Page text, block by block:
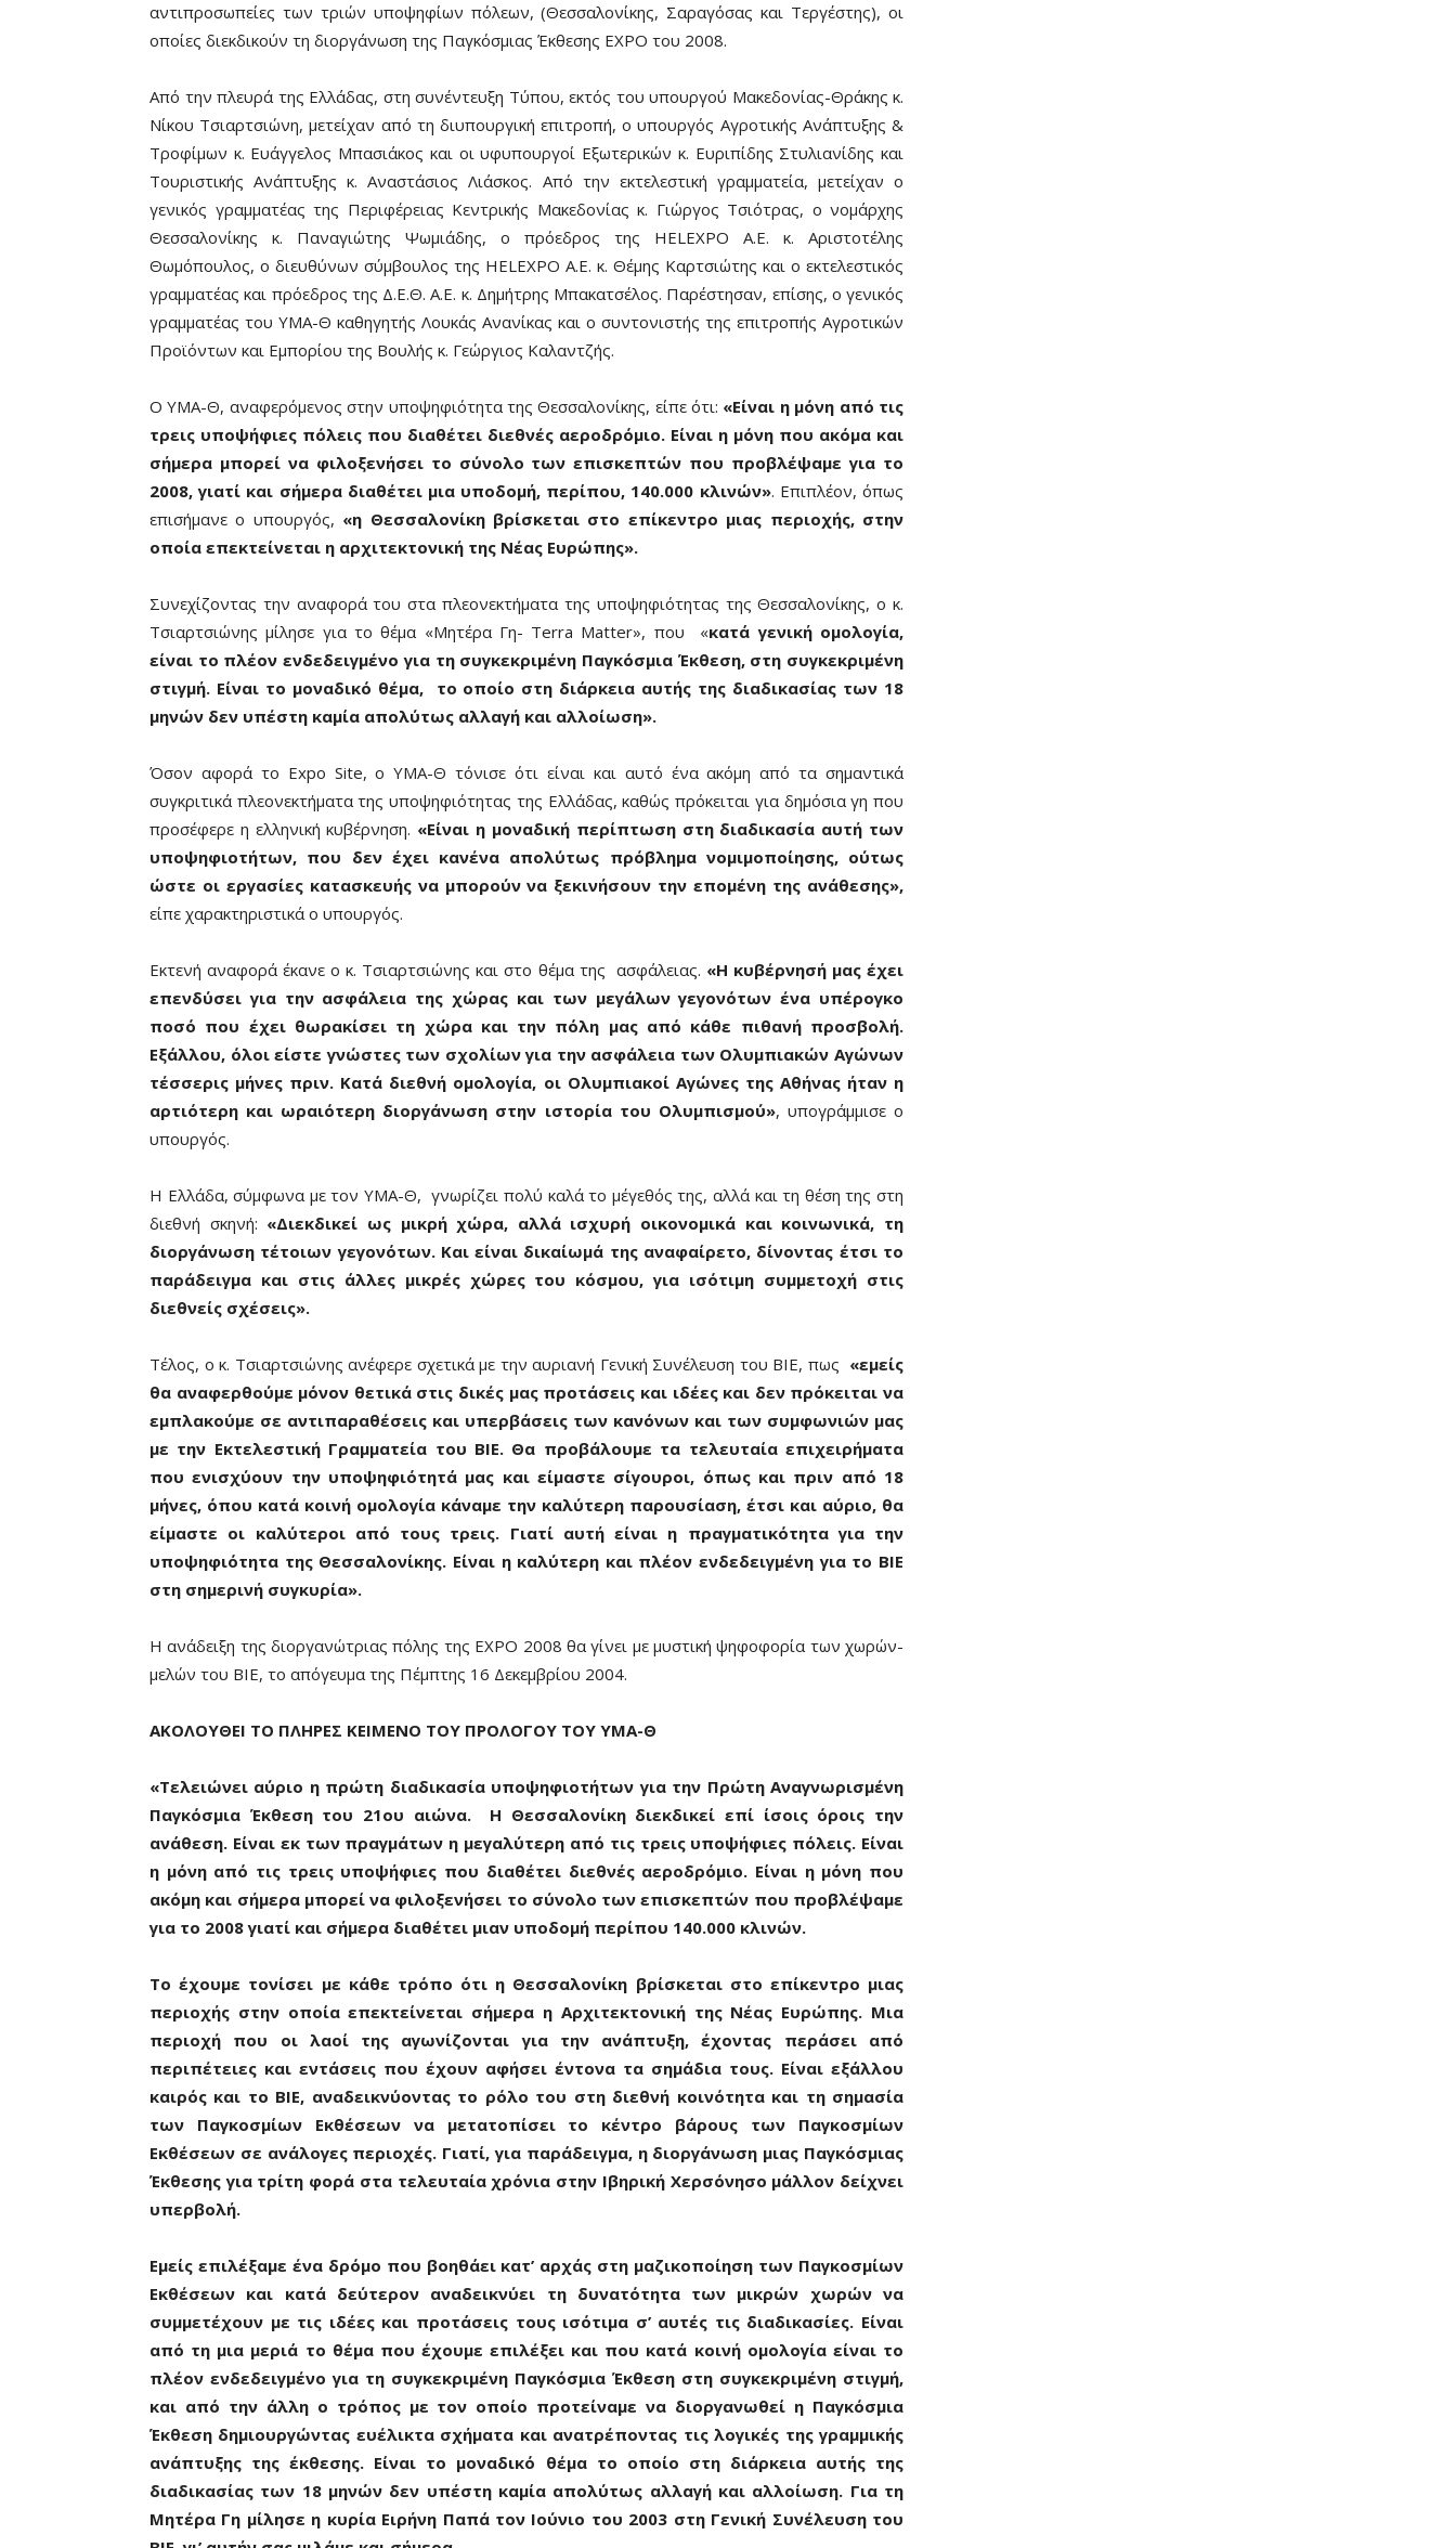
αντιπροσωπείες των τριών υποψηφίων πόλεων, (Θεσσαλονίκης, Σαραγόσας και Τεργέστης), οι
οποίες διεκδικούν τη διοργάνωση της Παγκόσμιας Έκθεσης ΕΧΡΟ του 2008.
Από την πλευρά της Ελλάδας, στη συνέντευξη Τύπου, εκτός του υπουργού Μακεδονίας-Θράκης κ.
Νίκου Τσιαρτσιώνη, μετείχαν από τη διυπουργική επιτροπή, ο υπουργός Αγροτικής Ανάπτυξης &
Τροφίμων κ. Ευάγγελος Μπασιάκος και οι υφυπουργοί Εξωτερικών κ. Ευριπίδης Στυλιανίδης και
Τουριστικής Ανάπτυξης κ. Αναστάσιος Λιάσκος. Από την εκτελεστική γραμματεία, μετείχαν ο
γενικός γραμματέας της Περιφέρειας Κεντρικής Μακεδονίας κ. Γιώργος Τσιότρας, ο νομάρχης
Θεσσαλονίκης κ. Παναγιώτης Ψωμιάδης, ο πρόεδρος της HELEXPO Α.Ε. κ. Αριστοτέλης
Θωμόπουλος, ο διευθύνων σύμβουλος της HELEXPO Α.Ε. κ. Θέμης Καρτσιώτης και ο εκτελεστικός
γραμματέας και πρόεδρος της Δ.Ε.Θ. Α.Ε. κ. Δημήτρης Μπακατσέλος. Παρέστησαν, επίσης, ο γενικός
γραμματέας του ΥΜΑ-Θ καθηγητής Λουκάς Ανανίκας και ο συντονιστής της επιτροπής Αγροτικών
Προϊόντων και Εμπορίου της Βουλής κ. Γεώργιος Καλαντζής.
Ο ΥΜΑ-Θ, αναφερόμενος στην υποψηφιότητα της Θεσσαλονίκης, είπε ότι: «Είναι η μόνη από τις
τρεις υποψήφιες πόλεις που διαθέτει διεθνές αεροδρόμιο. Είναι η μόνη που ακόμα και
σήμερα μπορεί να φιλοξενήσει το σύνολο των επισκεπτών που προβλέψαμε για το
2008, γιατί και σήμερα διαθέτει μια υποδομή, περίπου, 140.000 κλινών». Επιπλέον, όπως
επισήμανε ο υπουργός, «η Θεσσαλονίκη βρίσκεται στο επίκεντρο μιας περιοχής, στην
οποία επεκτείνεται η αρχιτεκτονική της Νέας Ευρώπης».
Συνεχίζοντας την αναφορά του στα πλεονεκτήματα της υποψηφιότητας της Θεσσαλονίκης, ο κ.
Τσιαρτσιώνης μίλησε για το θέμα «Μητέρα Γη- Terra Matter», που «κατά γενική ομολογία,
είναι το πλέον ενδεδειγμένο για τη συγκεκριμένη Παγκόσμια Έκθεση, στη συγκεκριμένη
στιγμή. Είναι το μοναδικό θέμα, το οποίο στη διάρκεια αυτής της διαδικασίας των 18
μηνών δεν υπέστη καμία απολύτως αλλαγή και αλλοίωση».
Όσον αφορά το Εxpo Site, ο ΥΜΑ-Θ τόνισε ότι είναι και αυτό ένα ακόμη από τα σημαντικά
συγκριτικά πλεονεκτήματα της υποψηφιότητας της Ελλάδας, καθώς πρόκειται για δημόσια γη που
προσέφερε η ελληνική κυβέρνηση. «Είναι η μοναδική περίπτωση στη διαδικασία αυτή των
υποψηφιοτήτων, που δεν έχει κανένα απολύτως πρόβλημα νομιμοποίησης, ούτως
ώστε οι εργασίες κατασκευής να μπορούν να ξεκινήσουν την επομένη της ανάθεσης»,
είπε χαρακτηριστικά ο υπουργός.
Εκτενή αναφορά έκανε ο κ. Τσιαρτσιώνης και στο θέμα της ασφάλειας. «Η κυβέρνησή μας έχει
επενδύσει για την ασφάλεια της χώρας και των μεγάλων γεγονότων ένα υπέρογκο
ποσό που έχει θωρακίσει τη χώρα και την πόλη μας από κάθε πιθανή προσβολή.
Εξάλλου, όλοι είστε γνώστες των σχολίων για την ασφάλεια των Ολυμπιακών Αγώνων
τέσσερις μήνες πριν. Κατά διεθνή ομολογία, οι Ολυμπιακοί Αγώνες της Αθήνας ήταν η
αρτιότερη και ωραιότερη διοργάνωση στην ιστορία του Ολυμπισμού», υπογράμμισε ο
υπουργός.
Η Ελλάδα, σύμφωνα με τον ΥΜΑ-Θ, γνωρίζει πολύ καλά το μέγεθός της, αλλά και τη θέση της στη
διεθνή σκηνή: «Διεκδικεί ως μικρή χώρα, αλλά ισχυρή οικονομικά και κοινωνικά, τη
διοργάνωση τέτοιων γεγονότων. Και είναι δικαίωμά της αναφαίρετο, δίνοντας έτσι το
παράδειγμα και στις άλλες μικρές χώρες του κόσμου, για ισότιμη συμμετοχή στις
διεθνείς σχέσεις».
Τέλος, ο κ. Τσιαρτσιώνης ανέφερε σχετικά με την αυριανή Γενική Συνέλευση του ΒΙΕ, πως «εμείς
θα αναφερθούμε μόνον θετικά στις δικές μας προτάσεις και ιδέες και δεν πρόκειται να
εμπλακούμε σε αντιπαραθέσεις και υπερβάσεις των κανόνων και των συμφωνιών μας
με την Εκτελεστική Γραμματεία του ΒΙΕ. Θα προβάλουμε τα τελευταία επιχειρήματα
που ενισχύουν την υποψηφιότητά μας και είμαστε σίγουροι, όπως και πριν από 18
μήνες, όπου κατά κοινή ομολογία κάναμε την καλύτερη παρουσίαση, έτσι και αύριο, θα
είμαστε οι καλύτεροι από τους τρεις. Γιατί αυτή είναι η πραγματικότητα για την
υποψηφιότητα της Θεσσαλονίκης. Είναι η καλύτερη και πλέον ενδεδειγμένη για το ΒΙΕ
στη σημερινή συγκυρία».
Η ανάδειξη της διοργανώτριας πόλης της ΕΧΡΟ 2008 θα γίνει με μυστική ψηφοφορία των χωρών-
μελών του ΒΙΕ, το απόγευμα της Πέμπτης 16 Δεκεμβρίου 2004.
ΑΚΟΛΟΥΘΕΙ ΤΟ ΠΛΗΡΕΣ ΚΕΙΜΕΝΟ ΤΟΥ ΠΡΟΛΟΓΟΥ ΤΟΥ ΥΜΑ-Θ
«Τελειώνει αύριο η πρώτη διαδικασία υποψηφιοτήτων για την Πρώτη Αναγνωρισμένη
Παγκόσμια Έκθεση του 21ου αιώνα. Η Θεσσαλονίκη διεκδικεί επί ίσοις όροις την
ανάθεση. Είναι εκ των πραγμάτων η μεγαλύτερη από τις τρεις υποψήφιες πόλεις. Είναι
η μόνη από τις τρεις υποψήφιες που διαθέτει διεθνές αεροδρόμιο. Είναι η μόνη που
ακόμη και σήμερα μπορεί να φιλοξενήσει το σύνολο των επισκεπτών που προβλέψαμε
για το 2008 γιατί και σήμερα διαθέτει μιαν υποδομή περίπου 140.000 κλινών.
Το έχουμε τονίσει με κάθε τρόπο ότι η Θεσσαλονίκη βρίσκεται στο επίκεντρο μιας
περιοχής στην οποία επεκτείνεται σήμερα η Αρχιτεκτονική της Νέας Ευρώπης. Μια
περιοχή που οι λαοί της αγωνίζονται για την ανάπτυξη, έχοντας περάσει από
περιπέτειες και εντάσεις που έχουν αφήσει έντονα τα σημάδια τους. Είναι εξάλλου
καιρός και το ΒΙΕ, αναδεικνύοντας το ρόλο του στη διεθνή κοινότητα και τη σημασία
των Παγκοσμίων Εκθέσεων να μετατοπίσει το κέντρο βάρους των Παγκοσμίων
Εκθέσεων σε ανάλογες περιοχές. Γιατί, για παράδειγμα, η διοργάνωση μιας Παγκόσμιας
Έκθεσης για τρίτη φορά στα τελευταία χρόνια στην Ιβηρική Χερσόνησο μάλλον δείχνει
υπερβολή.
Εμείς επιλέξαμε ένα δρόμο που βοηθάει κατ’ αρχάς στη μαζικοποίηση των Παγκοσμίων
Εκθέσεων και κατά δεύτερον αναδεικνύει τη δυνατότητα των μικρών χωρών να
συμμετέχουν με τις ιδέες και προτάσεις τους ισότιμα σ’ αυτές τις διαδικασίες. Είναι
από τη μια μεριά το θέμα που έχουμε επιλέξει και που κατά κοινή ομολογία είναι το
πλέον ενδεδειγμένο για τη συγκεκριμένη Παγκόσμια Έκθεση στη συγκεκριμένη στιγμή,
και από την άλλη ο τρόπος με τον οποίο προτείναμε να διοργανωθεί η Παγκόσμια
Έκθεση δημιουργώντας ευέλικτα σχήματα και ανατρέποντας τις λογικές της γραμμικής
ανάπτυξης της έκθεσης. Είναι το μοναδικό θέμα το οποίο στη διάρκεια αυτής της
διαδικασίας των 18 μηνών δεν υπέστη καμία απολύτως αλλαγή και αλλοίωση. Για τη
Μητέρα Γη μίλησε η κυρία Ειρήνη Παπά τον Ιούνιο του 2003 στη Γενική Συνέλευση του